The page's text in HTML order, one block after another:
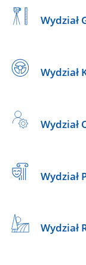
Wydział
Wydział
Wydział
Wydział
Wydział